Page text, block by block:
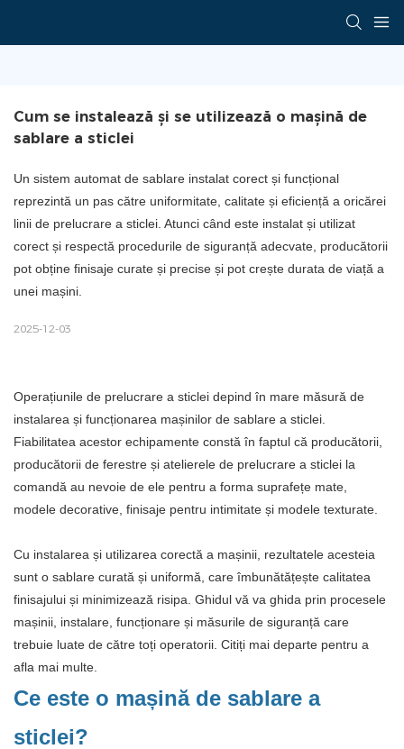
Cum se instalează și se utilizează o mașină de
sablare a sticlei
Un sistem automat de sablare instalat corect și funcțional
reprezintă un pas către uniformitate, calitate și eficiență a oricărei
linii de prelucrare a sticlei. Atunci când este instalat și utilizat
corect și respectă procedurile de siguranță adecvate, producătorii
pot obține finisaje curate și precise și pot crește durata de viață a
unei mașini.
2025-12-03
Operațiunile de prelucrare a sticlei depind în mare măsură de
instalarea și funcționarea mașinilor de sablare a sticlei.
Fiabilitatea acestor echipamente constă în faptul că producătorii,
producătorii de ferestre și atelierele de prelucrare a sticlei la
comandă au nevoie de ele pentru a forma suprafețe mate,
modele decorative, finisaje pentru intimitate și modele texturate.
Cu instalarea și utilizarea corectă a mașinii, rezultatele acesteia
sunt o sablare curată și uniformă, care îmbunătățește calitatea
finisajului și minimizează risipa. Ghidul vă va ghida prin procesele
mașinii, instalare, funcționare și măsurile de siguranță care
trebuie luate de către toți operatorii. Citiți mai departe pentru a
afla mai multe.
Ce este o mașină de sablare a
sticlei?